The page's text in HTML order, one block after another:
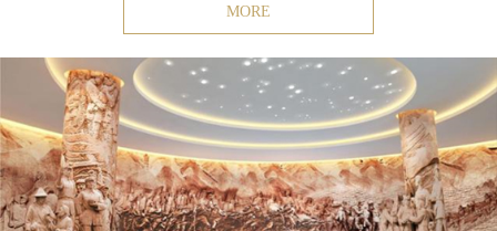
MORE